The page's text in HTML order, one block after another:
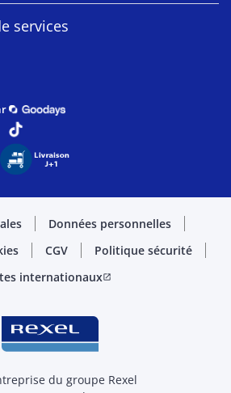
services
Données personnelles
CGV
Politique sécurité
internationauxopen_in_new
du groupe Rexel